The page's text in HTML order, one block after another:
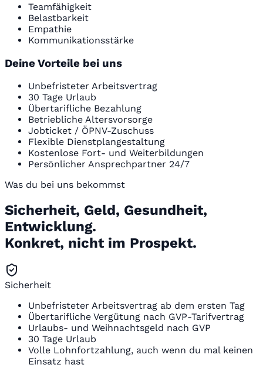
Teamfähigkeit
Belastbarkeit
Empathie
Kommunikationsstärke
Deine Vorteile bei uns
Unbefristeter Arbeitsvertrag
30 Tage Urlaub
Übertarifliche Bezahlung
Betriebliche Altersvorsorge
Jobticket / ÖPNV-Zuschuss
Flexible Dienstplangestaltung
Kostenlose Fort- und Weiterbildungen
Persönlicher Ansprechpartner 24/7
Was du bei uns bekommst
Sicherheit, Geld, Gesundheit,
Entwicklung.
Konkret, nicht im Prospekt.
Sicherheit
Unbefristeter Arbeitsvertrag ab dem ersten Tag
Übertarifliche Vergütung nach GVP-Tarifvertrag
Urlaubs- und Weihnachtsgeld nach GVP
30 Tage Urlaub
Volle Lohnfortzahlung, auch wenn du mal keinen
Einsatz hast